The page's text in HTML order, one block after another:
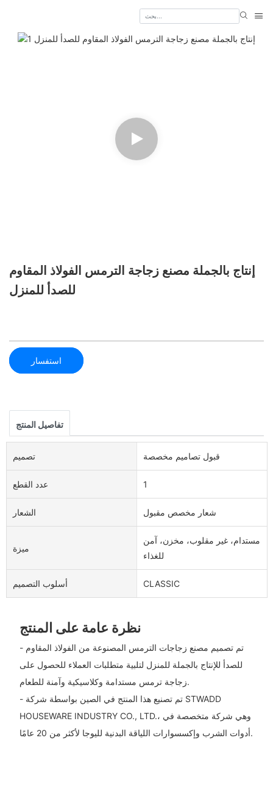
إنتاج بالجملة مصنع زجاجة الترمس الفولاذ المقاوم
للصدأ للمنزل
استفسار
تفاصيل المنتج
تصميم قبول تصاميم مخصصة
عدد القطع 1
الشعار شعار مخصص مقبول
ميزة
مستدام، غير مقلوب، مخزن، آمن
للغذاء
أسلوب التصميم CLASSIC
نظرة عامة على المنتج
- تم تصميم مصنع زجاجات الترمس المصنوعة من الفولاذ المقاوم
للصدأ للإنتاج بالجملة للمنزل لتلبية متطلبات العملاء للحصول على
زجاجة ترمس مستدامة وكلاسيكية وآمنة للطعام.
- تم تصنيع هذا المنتج في الصين بواسطة شركة STWADD
HOUSEWARE INDUSTRY CO., LTD.، وهي شركة متخصصة في
أدوات الشرب وإكسسوارات اللياقة البدنية لليوجا لأكثر من 20 عامًا.